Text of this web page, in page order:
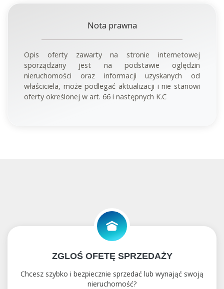
Nota prawna
Opis oferty zawarty na stronie internetowej
sporządzany jest na podstawie oględzin
nieruchomości oraz informacji uzyskanych od
właściciela, może podlegać aktualizacji i nie stanowi
oferty określonej w art. 66 i następnych K.C
ZGLOŚ OFETĘ SPRZEDAŻY
Chcesz szybko i bezpiecznie sprzedać lub wynająć swoją
nieruchomość?